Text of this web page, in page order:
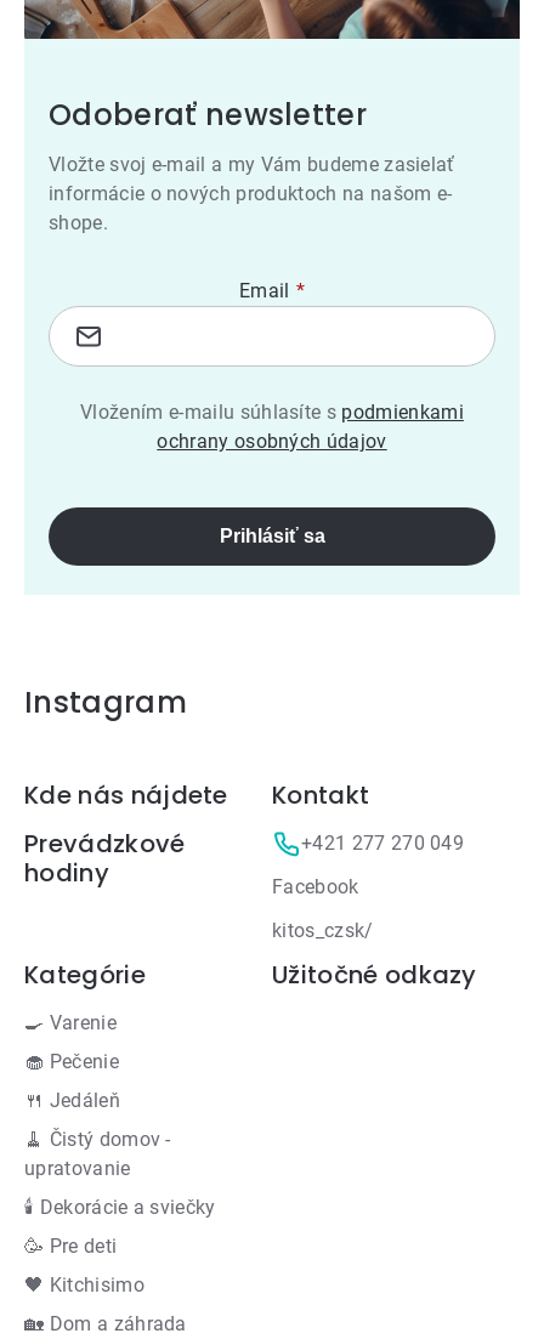
Odoberať newsletter
Vložte svoj e-mail a my Vám budeme zasielať
informácie o nových produktoch na našom e-
shope.
Email
Vložením e-mailu súhlasíte s podmienkami
ochrany osobných údajov
Prihlásiť sa
Instagram
Zápätie
Kde nás nájdete
Prevádzkové
hodiny
Kontakt
+421 277 270 049
Facebook
kitos_czsk/
Kategórie
🍳 Varenie
🧁 Pečenie
🍴 Jedáleň
🧹 Čistý domov -
upratovanie
🕯 Dekorácie a sviečky
🥳 Pre deti
🖤 Kitchisimo
🏡 Dom a záhrada
Užitočné odkazy